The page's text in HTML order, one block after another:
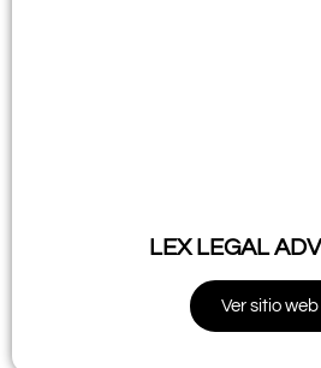
LEX LEGAL
Ver sitio web